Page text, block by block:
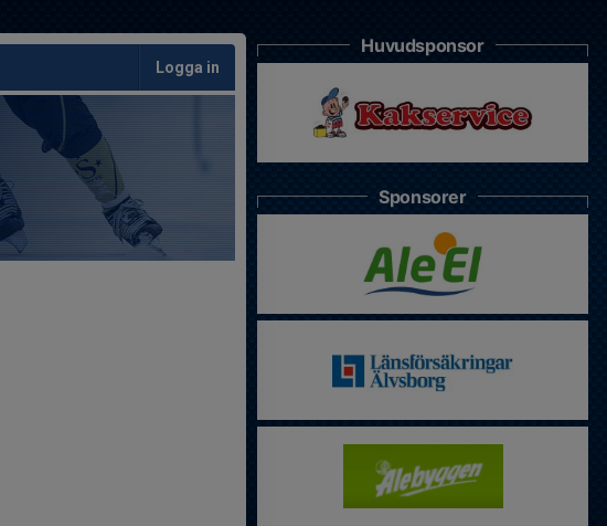
Logga in
Huvudsponsor
Sponsorer